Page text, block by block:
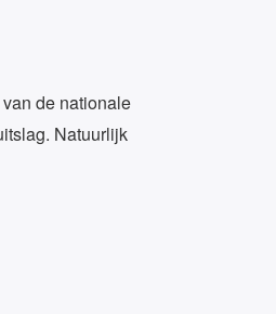
de nationale
Natuurlijk